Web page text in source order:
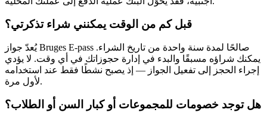
قبل كم من الوقت يمكنني شراء تذكرتي؟
يُعدّ جواز Bruges E-pass صالحًا لمدة سنة واحدة من تاريخ الشراء.
يمكنك شراؤه مسبقًا والبدء في إدارة حجوزاتك في أي وقت. لا يؤدي
إجراء الحجز إلى تفعيل الجواز — إذ يصبح نشطًا فقط عند استخدامه
لأول مرة.
هل توجد خصومات للمجموعات أو كبار السن أو الطلاب؟